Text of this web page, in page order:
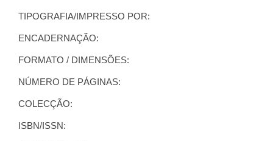
TIPOGRAFIA/IMPRESSO POR:
ENCADERNAÇÃO:
FORMATO / DIMENSÕES:
NÚMERO DE PÁGINAS:
COLECÇÃO:
ISBN/ISSN: